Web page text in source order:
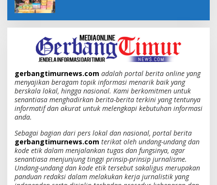
gerbangtimurnews.com adalah portal berita online yang
menyajikan beragam topik informasi menarik baik yang
berskala lokal, hingga nasional. Kami berkomitmen untuk
senantiasa menghadirkan berita-berita terkini yang tentunya
informatif dan akurat untuk melengkapi kebutuhan informasi
anda.
Sebagai bagian dari pers lokal dan nasional, portal berita
gerbangtimurnews.com terikat oleh undang-undang dan
kode etik dalam menjalankan tugas dan fungsinya, agar
senantiasa menjunjung tinggi prinsip-prinsip jurnalisme.
Undang-undang dan kode etik tersebut sakaligus merupakan
panduan redaksi dalam melakukan kerja jurnalistik yang